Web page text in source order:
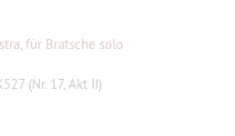
für Bratsche solo
(Nr. 17, Akt II)